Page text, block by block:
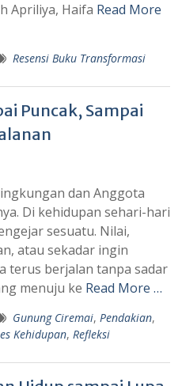
Apriliya, Haifa Read More
Resensi Buku Transformasi
Puncak, Sampai
dan Anggota
Di kehidupan sehari-hari
sesuatu. Nilai,
atau sekadar ingin
terus berjalan tanpa sadar
menuju ke Read More …
Gunung Ciremai, Pendakian,
Kehidupan, Refleksi